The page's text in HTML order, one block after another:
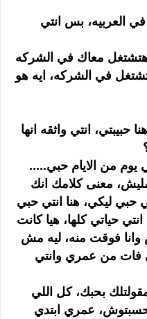
العربيه، بس انتي
معاك في الشركه
في الشركه، ايه هو
انتي واثقه انها
يوم من الايام حبي.....
معنى كلامك انك
ليكي، هنا انتي حبي
حياتي كلها، هيا كانت
فوقت منه، ليه مش
فات من عمري وانتي
بحبك، كل اللي
عمري ابتدي